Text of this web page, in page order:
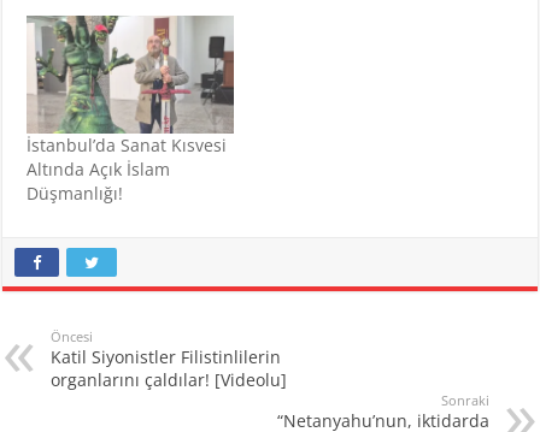
İstanbul’da Sanat Kısvesi
Altında Açık İslam
Düşmanlığı!
Öncesi
Katil Siyonistler Filistinlilerin
organlarını çaldılar! [Videolu]
Sonraki
“Netanyahu’nun, iktidarda